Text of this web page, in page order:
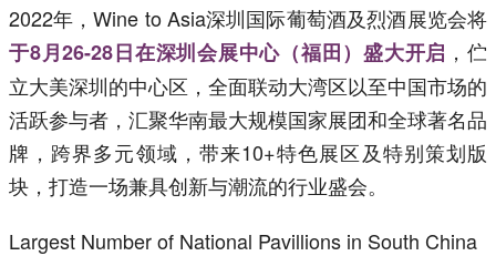
2022年，Wine to Asia深圳国际葡萄酒及烈酒展览会将
于8月26-28日在深圳会展中心（福田）盛大开启 ，伫
立大美深圳的中心区，全面联动大湾区以至中国市场的
活跃参与者，汇聚华南最大规模国家展团和全球著名品
牌，跨界多元领域，带来10+特色展区及特别策划版
块，打造一场兼具创新与潮流的行业盛会。
Largest Number of National Pavillions in South China